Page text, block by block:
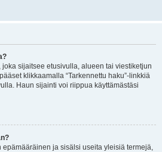
sijaitsee etusivulla, alueen tai viestiketjun
klikkaamalla “Tarkennettu haku”-linkkiä
Haun sijainti voi riippua käyttämästäsi
ja sisälsi useita yleisiä termejä,